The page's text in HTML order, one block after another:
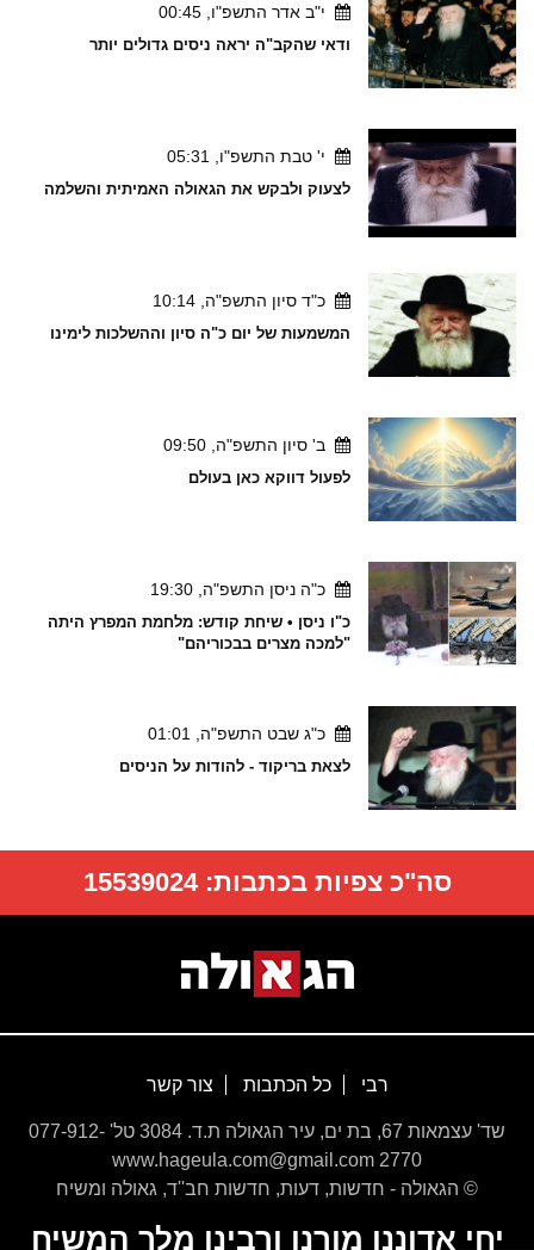
י"ב אדר התשפ"ו, 00:45
ודאי שהקב"ה יראה ניסים גדולים יותר
י' טבת התשפ"ו, 05:31
לצעוק ולבקש את הגאולה האמיתית והשלמה
כ"ד סיון התשפ"ה, 10:14
המשמעות של יום כ"ה סיון וההשלכות לימינו
ב' סיון התשפ"ה, 09:50
לפעול דווקא כאן בעולם
כ"ה ניסן התשפ"ה, 19:30
כ"ו ניסן • שיחת קודש: מלחמת המפרץ היתה
"למכה מצרים בבכוריהם"
כ"ג שבט התשפ"ה, 01:01
לצאת בריקוד - להודות על הניסים
סה"כ צפיות בכתבות:15539024
רבי כל הכתבות צור קשר
שד' עצמאות 67, בת ים, עיר הגאולה ת.ד. 3084 טל' 077-912-
2770 www.hageula.com@gmail.com
© הגאולה - חדשות, דעות, חדשות חב''ד, גאולה ומשיח
יחי אדוננו מורנו ורבינו מלך המשיח